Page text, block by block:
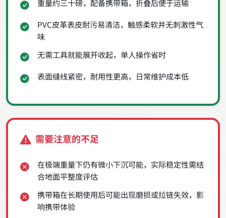
重量约三十磅，配备携带箱，折叠后便于运输
PVC皮革表皮耐污易清洁，触感柔软并无刺激性气
味
无需工具就能展开收起，单人操作省时
表面缝线紧密，耐用性更高，日常维护成本低
需要注意的不足
在极端重量下仍有微小下沉可能，实际稳定性需结
合地面平整度评估
携带箱在长期使用后可能出现磨损或拉链失效，影
响携带体验